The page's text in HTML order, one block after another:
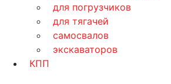
для погрузчиков
для тягачей
самосвалов
экскаваторов
КПП